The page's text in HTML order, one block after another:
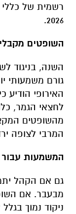
רשמית של כללי
2026.
השופטים
השנה, בניגוד
גורם משמעותי
לחצאי הגמר,
מהשופטים
המרבי לצופה ירד מ-
המשמעות
גם אם הקהל
מבעבר. אם
ניקוד נמוך